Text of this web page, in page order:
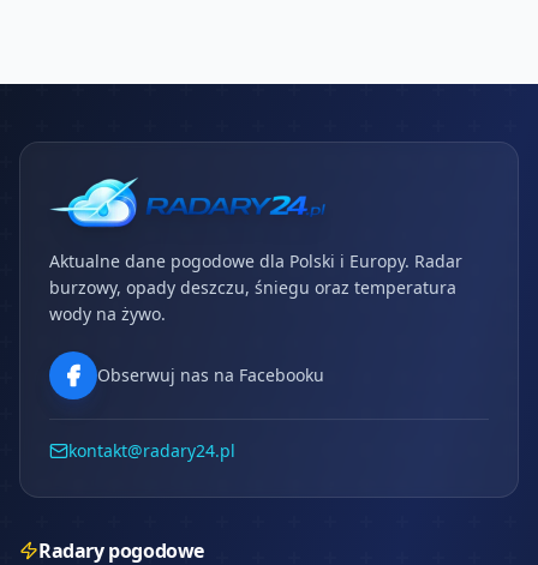
Aktualne dane pogodowe dla Polski i Europy. Radar
burzowy, opady deszczu, śniegu oraz temperatura
wody na żywo.
Obserwuj nas na Facebooku
kontakt@radary24.pl
Radary pogodowe